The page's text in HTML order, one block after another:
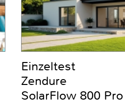
Einzeltest
Zendure
SolarFlow 800 Pro